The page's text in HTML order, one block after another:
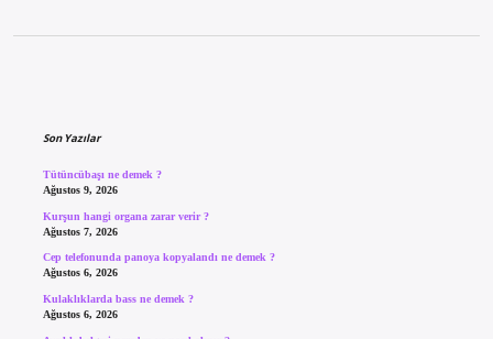
Son Yazılar
Tütüncübaşı ne demek ?
Ağustos 9, 2026
Kurşun hangi organa zarar verir ?
Ağustos 7, 2026
Cep telefonunda panoya kopyalandı ne demek ?
Ağustos 6, 2026
Kulaklıklarda bass ne demek ?
Ağustos 6, 2026